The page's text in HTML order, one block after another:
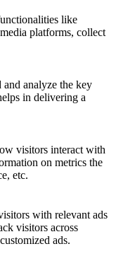
like
platforms, collect
and analyze the key
in delivering a
visitors interact with
on metrics the
etc.
with relevant ads
visitors across
ads.